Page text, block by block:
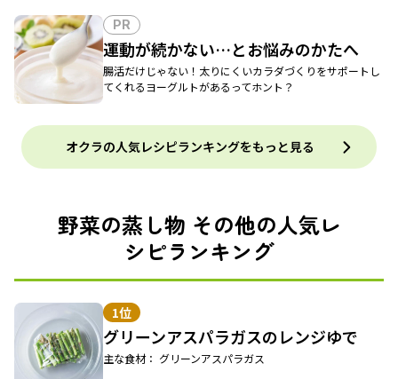
PR
運動が続かない…とお悩みのかたへ
腸活だけじゃない！太りにくいカラダづくりをサポートし
てくれるヨーグルトがあるってホント？
オクラの人気レシピランキングをもっと見る
野菜の蒸し物 その他の人気レ
シピランキング
1位
グリーンアスパラガスのレンジゆで
主な食材： グリーンアスパラガス